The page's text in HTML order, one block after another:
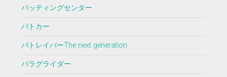
バッティングセンター
パトカー
パトレイバーThe next generation
パラグライダー